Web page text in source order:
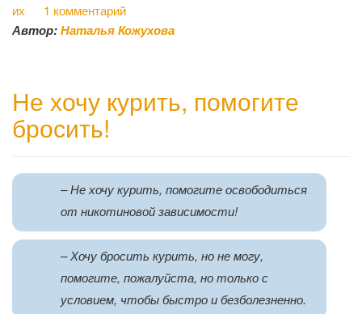
их 1 комментарий
Автор:Наталья Кожухова
Не хочу курить, помогите
бросить!
– Не хочу курить, помогите освободиться
от никотиновой зависимости!
– Хочу бросить курить, но не могу,
помогите, пожалуйста, но только с
условием, чтобы быстро и безболезненно.